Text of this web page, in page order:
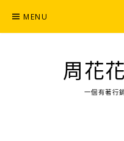
content
MENU
周花
一個有著行